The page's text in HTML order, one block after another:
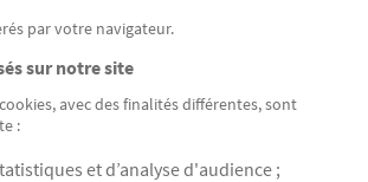
par votre navigateur.
sur notre site
avec des finalités différentes, sont
:
et d’analyse d'audience ;